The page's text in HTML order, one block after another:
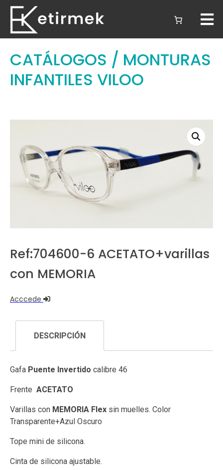
CATÁLOGOS / MONTURAS
INFANTILES VILOO
Ref:704600-6 ACETATO+varillas
con MEMORIA
Acccede
DESCRIPCIÓN
Gafa Puente Invertido calibre 46
Frente ACETATO
Varillas con MEMORIA Flex sin muelles. Color
Transparente+Azul Oscuro
Tope mini de silicona.
Cinta de silicona ajustable.